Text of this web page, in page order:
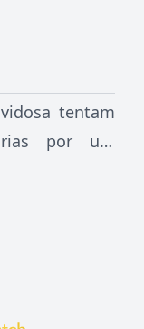
tentam
por um
competição